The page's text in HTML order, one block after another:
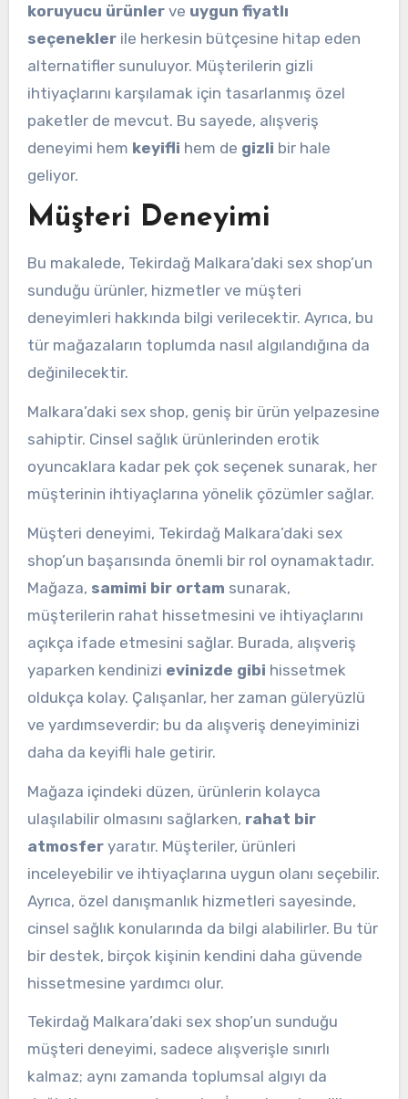
koruyucu ürünlerve uygun fiyatlı
seçeneklerile herkesin bütçesine hitap eden
alternatifler sunuluyor. Müşterilerin gizli
ihtiyaçlarını karşılamak için tasarlanmış özel
paketler de mevcut. Bu sayede, alışveriş
deneyimi hem keyifli hem de gizli bir hale
geliyor.
Müşteri Deneyimi
Bu makalede, Tekirdağ Malkara’daki sex shop’un
sunduğu ürünler, hizmetler ve müşteri
deneyimleri hakkında bilgi verilecektir. Ayrıca, bu
tür mağazaların toplumda nasıl algılandığına da
değinilecektir.
Malkara’daki sex shop, geniş bir ürün yelpazesine
sahiptir. Cinsel sağlık ürünlerinden erotik
oyuncaklara kadar pek çok seçenek sunarak, her
müşterinin ihtiyaçlarına yönelik çözümler sağlar.
Müşteri deneyimi, Tekirdağ Malkara’daki sex
shop’un başarısında önemli bir rol oynamaktadır.
Mağaza, samimi bir ortam sunarak,
müşterilerin rahat hissetmesini ve ihtiyaçlarını
açıkça ifade etmesini sağlar. Burada, alışveriş
yaparken kendinizi evinizde gibi hissetmek
oldukça kolay. Çalışanlar, her zaman güleryüzlü
ve yardımseverdir; bu da alışveriş deneyiminizi
daha da keyifli hale getirir.
Mağaza içindeki düzen, ürünlerin kolayca
ulaşılabilir olmasını sağlarken, rahat bir
atmosferyaratır. Müşteriler, ürünleri
inceleyebilir ve ihtiyaçlarına uygun olanı seçebilir.
Ayrıca, özel danışmanlık hizmetleri sayesinde,
cinsel sağlık konularında da bilgi alabilirler. Bu tür
bir destek, birçok kişinin kendini daha güvende
hissetmesine yardımcı olur.
Tekirdağ Malkara’daki sex shop’un sunduğu
müşteri deneyimi, sadece alışverişle sınırlı
kalmaz; aynı zamanda toplumsal algıyı da